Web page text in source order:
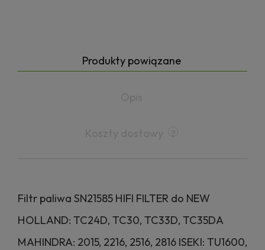
Produkty powiązane
Filtr paliwa SN21585 HIFI FILTER do NEW
HOLLAND: TC24D, TC30, TC33D, TC35DA
MAHINDRA: 2015, 2216, 2516, 2816 ISEKI: TU1600,